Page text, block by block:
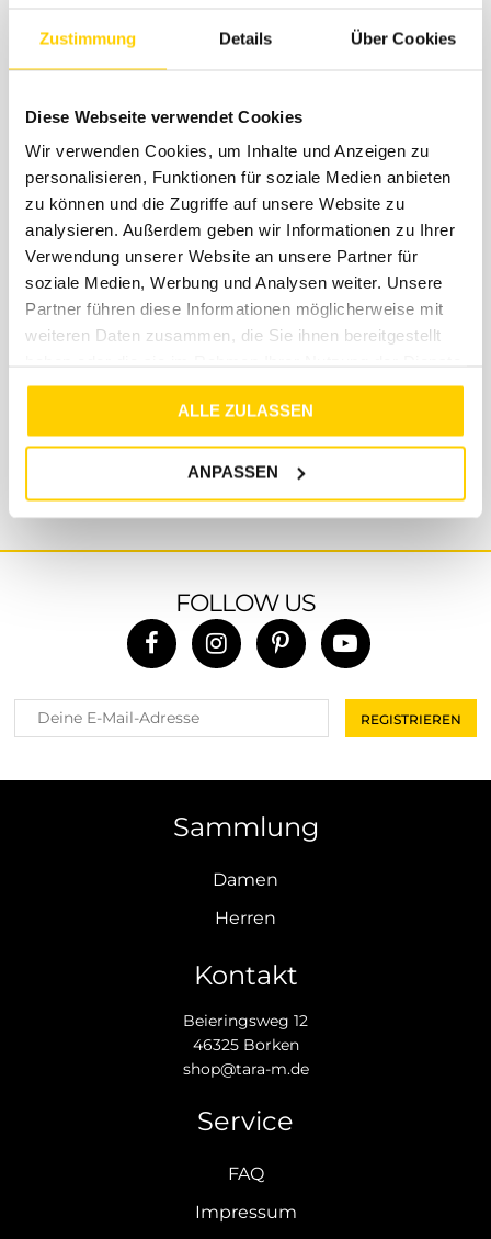
Zustimmung Details Über Cookies
Diese Webseite verwendet Cookies
Wir verwenden Cookies, um Inhalte und Anzeigen zu
personalisieren, Funktionen für soziale Medien anbieten
zu können und die Zugriffe auf unsere Website zu
analysieren. Außerdem geben wir Informationen zu Ihrer
Verwendung unserer Website an unsere Partner für
soziale Medien, Werbung und Analysen weiter. Unsere
Partner führen diese Informationen möglicherweise mit
weiteren Daten zusammen, die Sie ihnen bereitgestellt
gesammelt haben.
ALLE ZULASSEN
ANPASSEN
kostenloses Retourenlabel von DHL bei. ( Innerhalb
Support
Solltest du Fragen, Anregungen oder Beschwerden
haben, dann schreibe uns einfach eine Mail an
shop@tara-m.de. Unser Support-Team steht dir
Stunden beantwortet werden - wenn es einmal
FOLLOW US
Sammlung
Damen
Herren
Kontakt
Beieringsweg 12
46325 Borken
shop@tara-m.de
Service
FAQ
Impressum